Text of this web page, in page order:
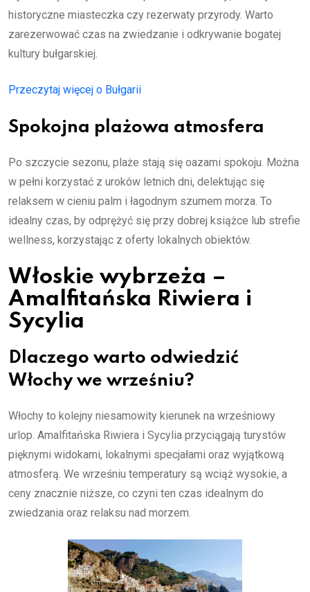
historyczne miasteczka czy rezerwaty przyrody. Warto
zarezerwować czas na zwiedzanie i odkrywanie bogatej
kultury bułgarskiej.
Przeczytaj więcej o Bułgarii
Spokojna plażowa atmosfera
Po szczycie sezonu, plaże stają się oazami spokoju. Można
w pełni korzystać z uroków letnich dni, delektując się
relaksem w cieniu palm i łagodnym szumem morza. To
idealny czas, by odprężyć się przy dobrej książce lub strefie
wellness, korzystając z oferty lokalnych obiektów.
Włoskie wybrzeża –
Amalfitańska Riwiera i
Sycylia
Dlaczego warto odwiedzić
Włochy we wrześniu?
Włochy to kolejny niesamowity kierunek na wrześniowy
urlop. Amalfitańska Riwiera i Sycylia przyciągają turystów
pięknymi widokami, lokalnymi specjałami oraz wyjątkową
atmosferą. We wrześniu temperatury są wciąż wysokie, a
ceny znacznie niższe, co czyni ten czas idealnym do
zwiedzania oraz relaksu nad morzem.